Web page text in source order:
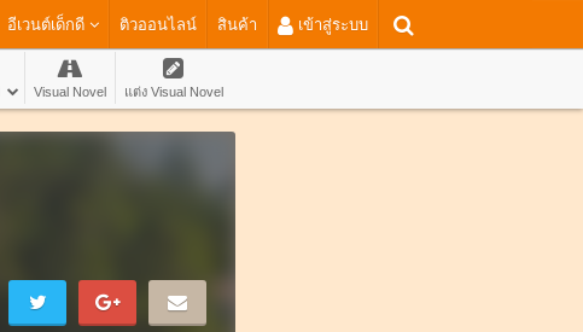
อีเวนต์เด็กดี ติวออนไลน์ สินค้า เข้าสู่ระบบ
Visual Novel แต่ง Visual Novel